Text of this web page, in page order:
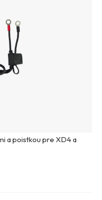
a poistkou pre XD4 a